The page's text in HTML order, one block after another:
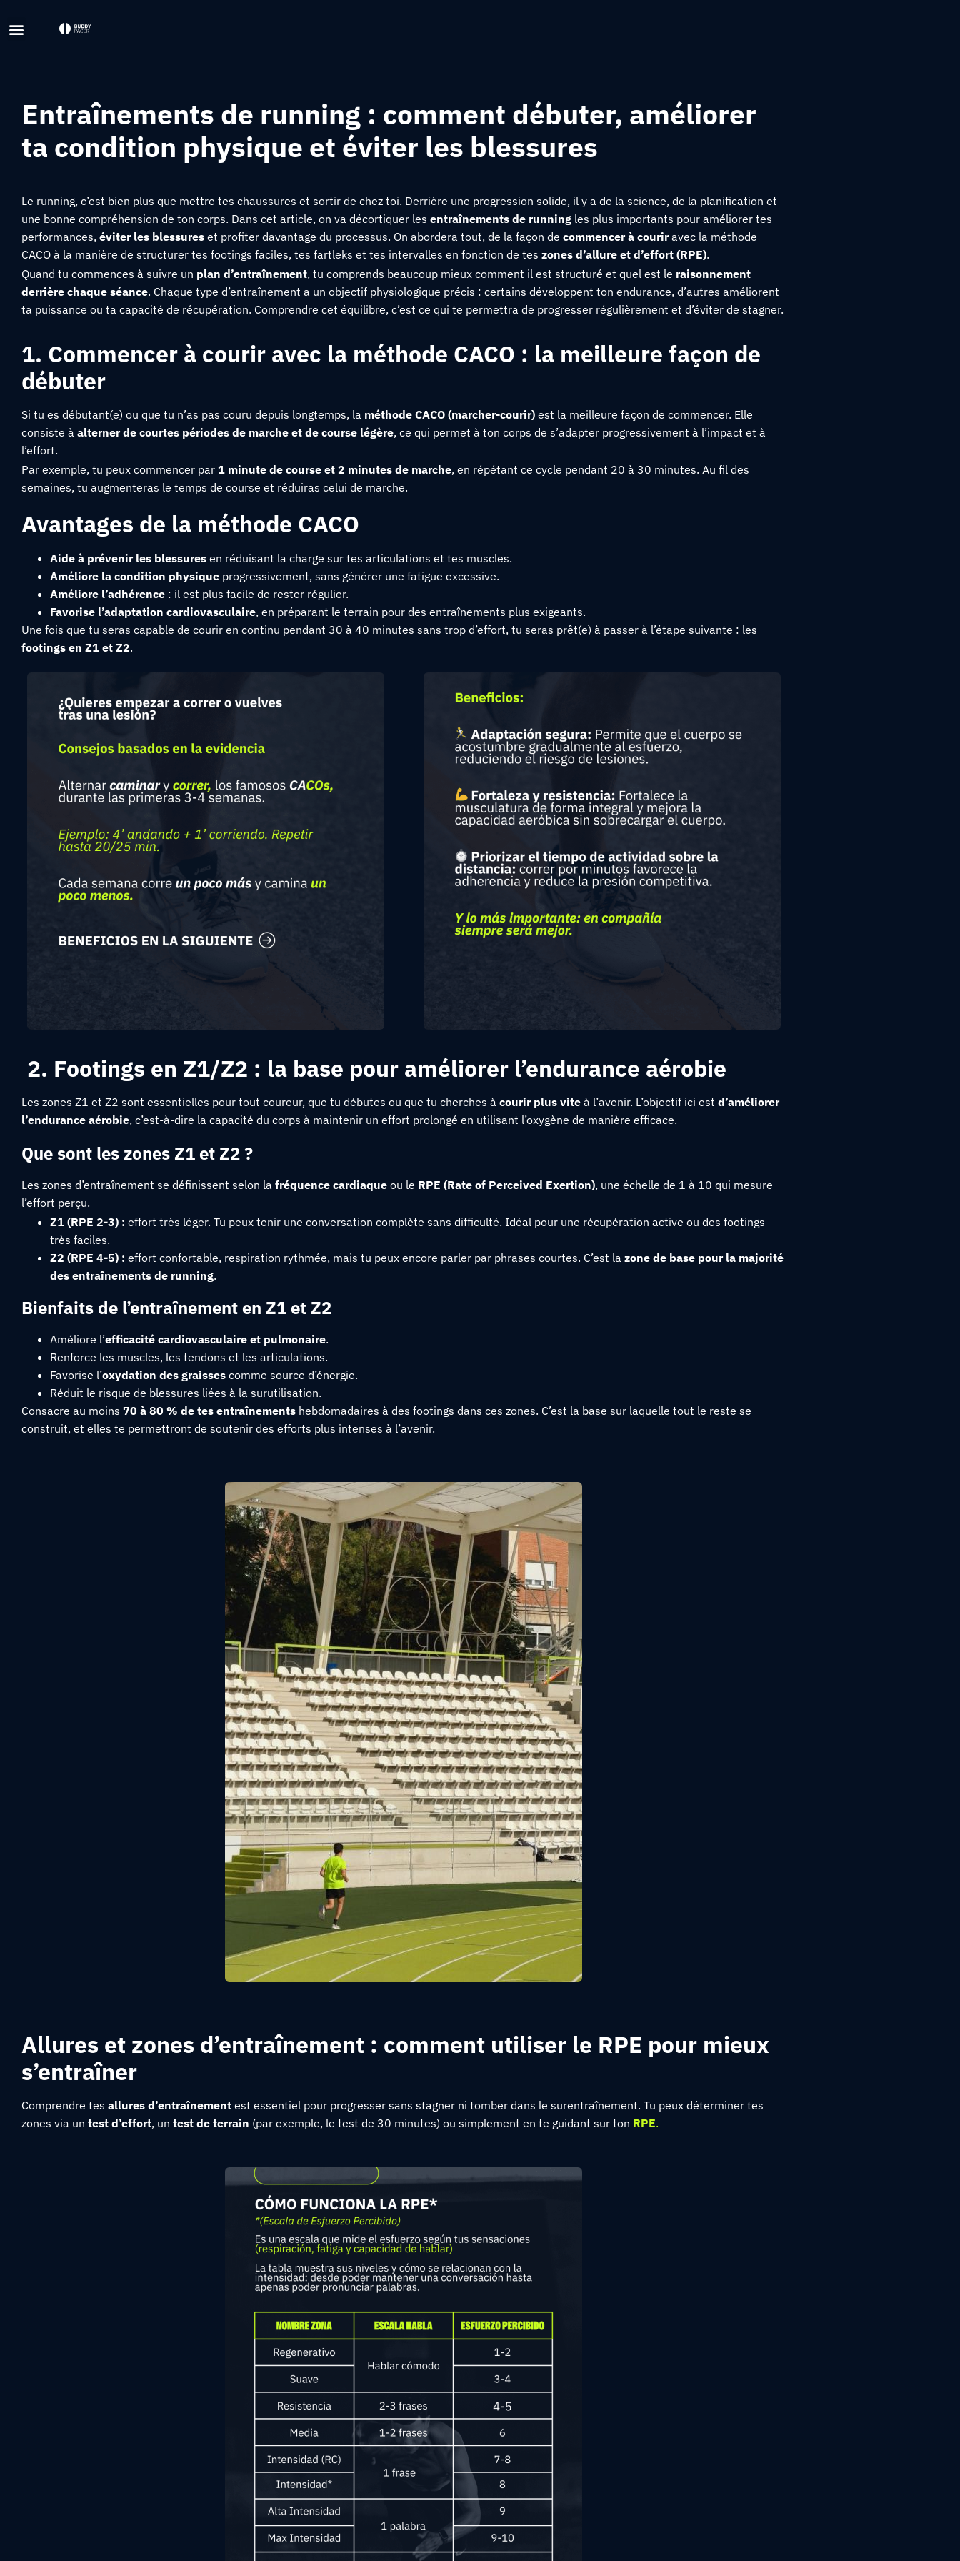
Entraînements de running : comment débuter, améliorer
ta condition physique et éviter les blessures
Le running, c’est bien plus que mettre tes chaussures et sortir de chez toi. Derrière une progression solide, il y a de la science, de la planification et
une bonne compréhension de ton corps. Dans cet article, on va décortiquer les entraînements de running les plus importants pour améliorer tes
performances, éviter les blessures et profiter davantage du processus. On abordera tout, de la façon de commencer à couriravec la méthode
CACO à la manière de structurer tes footings faciles, tes fartleks et tes intervalles en fonction de tes zones d’allure et d’effort (RPE).
Quand tu commences à suivre un plan d’entraînement, tu comprends beaucoup mieux comment il est structuré et quel est le raisonnement
derrière chaque séance. Chaque type d’entraînement a un objectif physiologique précis : certains développent ton endurance, d’autres améliorent
ta puissance ou ta capacité de récupération. Comprendre cet équilibre, c’est ce qui te permettra de progresser régulièrement et d’éviter de stagner.
1. Commencer à courir avec la méthode CACO : la meilleure façon de
débuter
Si tu es débutant(e) ou que tu n’as pas couru depuis longtemps, la méthode CACO (marcher-courir) est la meilleure façon de commencer. Elle
consiste à alterner de courtes périodes de marche et de course légère, ce qui permet à ton corps de s’adapter progressivement à l’impact et à
l’effort.
Par exemple, tu peux commencer par 1 minute de course et 2 minutes de marche, en répétant ce cycle pendant 20 à 30 minutes. Au fil des
semaines, tu augmenteras le temps de course et réduiras celui de marche.
Avantages de la méthode CACO
Aide à prévenir les blessures en réduisant la charge sur tes articulations et tes muscles.
Améliore la condition physique progressivement, sans générer une fatigue excessive.
Améliore l’adhérence : il est plus facile de rester régulier.
Favorise l’adaptation cardiovasculaire, en préparant le terrain pour des entraînements plus exigeants.
Une fois que tu seras capable de courir en continu pendant 30 à 40 minutes sans trop d’effort, tu seras prêt(e) à passer à l’étape suivante : les
footings en Z1 et Z2.
2. Footings en Z1/Z2 : la base pour améliorer l’endurance aérobie
Les zones Z1 et Z2 sont essentielles pour tout coureur, que tu débutes ou que tu cherches à courir plus vite à l’avenir. L’objectif ici est d’améliorer
l’endurance aérobie, c’est-à-dire la capacité du corps à maintenir un effort prolongé en utilisant l’oxygène de manière efficace.
Que sont les zones Z1 et Z2 ?
Les zones d’entraînement se définissent selon la fréquence cardiaque ou le RPE (Rate of Perceived Exertion), une échelle de 1 à 10 qui mesure
l’effort perçu.
Z1 (RPE 2-3) : effort très léger. Tu peux tenir une conversation complète sans difficulté. Idéal pour une récupération active ou des footings
très faciles.
Z2 (RPE 4-5) : effort confortable, respiration rythmée, mais tu peux encore parler par phrases courtes. C’est la zone de base pour la majorité
des entraînements de running.
Bienfaits de l’entraînement en Z1 et Z2
Améliore l’efficacité cardiovasculaire et pulmonaire.
Renforce les muscles, les tendons et les articulations.
Favorise l’oxydation des graisses comme source d’énergie.
Réduit le risque de blessures liées à la surutilisation.
Consacre au moins 70 à 80 % de tes entraînements hebdomadaires à des footings dans ces zones. C’est la base sur laquelle tout le reste se
construit, et elles te permettront de soutenir des efforts plus intenses à l’avenir.
Allures et zones d’entraînement : comment utiliser le RPE pour mieux
s’entraîner
Comprendre tes allures d’entraînement est essentiel pour progresser sans stagner ni tomber dans le surentraînement. Tu peux déterminer tes
zones via un test d’effort, un test de terrain (par exemple, le test de 30 minutes) ou simplement en te guidant sur ton RPE.